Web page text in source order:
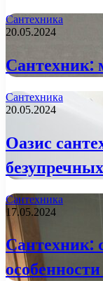
Сантехника
20.05.2024
Сантехник:
Сантехника
20.05.2024
Оазис
Сантехника
17.05.2024
Сантехник: